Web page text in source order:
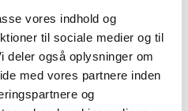
vores indhold og
til sociale medier og til
deler også oplysninger om
med vores partnere inden
og
concern salg under mere
– i hvert fald teoretisk –
til kreditorerne og kan